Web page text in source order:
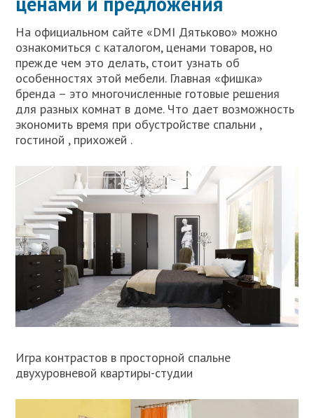
На официальном сайте «DMI Дятьково» можно
ознакомиться с каталогом, ценами товаров, но
прежде чем это делать, стоит узнать об
особенностях этой мебели. Главная «фишка»
бренда – это многочисленные готовые решения
для разных комнат в доме. Что дает возможность
экономить время при обустройстве спальни ,
гостиной , прихожей .
Игра контрастов в просторной спальне
двухуровневой квартиры-студии